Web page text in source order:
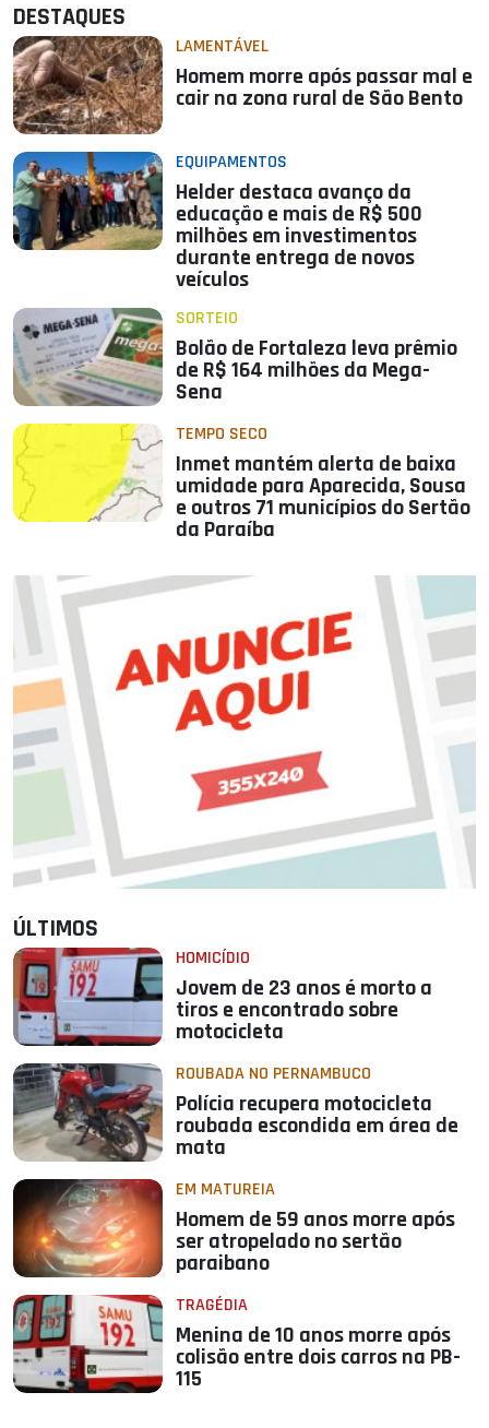
DESTAQUES
LAMENTÁVEL
Homem morre após passar mal e
cair na zona rural de São Bento
EQUIPAMENTOS
Helder destaca avanço da
educação e mais de R$ 500
milhões em investimentos
durante entrega de novos
veículos
SORTEIO
Bolão de Fortaleza leva prêmio
de R$ 164 milhões da Mega-
Sena
TEMPO SECO
Inmet mantém alerta de baixa
umidade para Aparecida, Sousa
e outros 71 municípios do Sertão
da Paraíba
ÚLTIMOS
HOMICÍDIO
Jovem de 23 anos é morto a
tiros e encontrado sobre
motocicleta
ROUBADA NO PERNAMBUCO
Polícia recupera motocicleta
roubada escondida em área de
mata
EM MATUREIA
Homem de 59 anos morre após
ser atropelado no sertão
paraibano
TRAGÉDIA
Menina de 10 anos morre após
colisão entre dois carros na PB-
115